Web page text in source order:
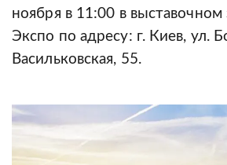
ноября в 11:00 в выставочном
Экспо по адресу: г. Киев, ул.
Васильковская, 55.